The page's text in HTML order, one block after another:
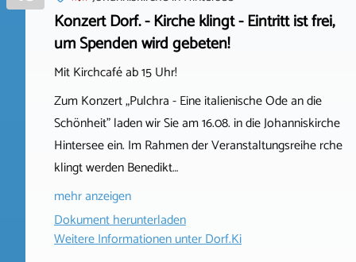
Konzert Dorf. - Kirche klingt - Eintritt ist frei,
um Spenden wird gebeten!
Mit Kirchcafé ab 15 Uhr!
Zum Konzert „Pulchra - Eine italienische Ode an die
Schönheit" laden wir Sie am 16.08. in die Johanniskirche
Hintersee ein. Im Rahmen der Veranstaltungsreihe rche
klingt werden Benedikt…
mehr anzeigen
Dokument herunterladen
Weitere Informationen unterDorf.Ki